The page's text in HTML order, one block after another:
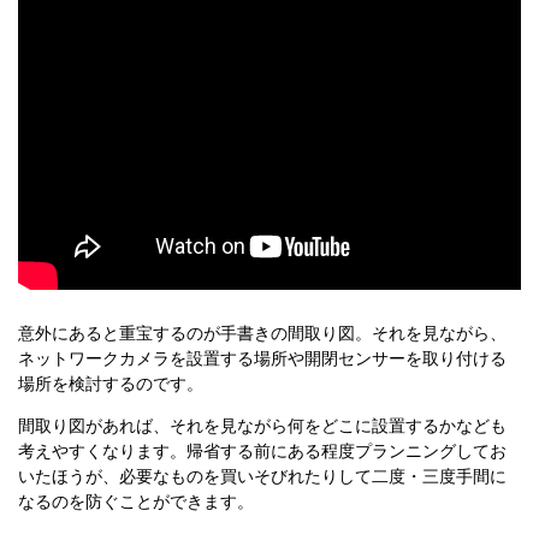
意外にあると重宝するのが手書きの間取り図。それを見ながら、
ネットワークカメラを設置する場所や開閉センサーを取り付ける
場所を検討するのです。
間取り図があれば、それを見ながら何をどこに設置するかなども
考えやすくなります。帰省する前にある程度プランニングしてお
いたほうが、必要なものを買いそびれたりして二度・三度手間に
なるのを防ぐことができます。